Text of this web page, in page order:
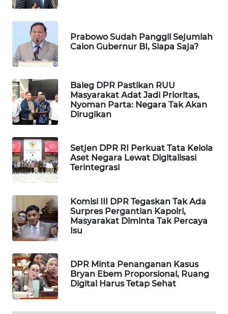
Prabowo Sudah Panggil Sejumlah
Calon Gubernur BI, Siapa Saja?
Baleg DPR Pastikan RUU
Masyarakat Adat Jadi Prioritas,
Nyoman Parta: Negara Tak Akan
Dirugikan
Setjen DPR RI Perkuat Tata Kelola
Aset Negara Lewat Digitalisasi
Terintegrasi
Komisi III DPR Tegaskan Tak Ada
Surpres Pergantian Kapolri,
Masyarakat Diminta Tak Percaya
Isu
DPR Minta Penanganan Kasus
Bryan Ebem Proporsional, Ruang
Digital Harus Tetap Sehat
ID
MARTABAT
NET
PLN
WATCH
LPKKI
LKKI
KOPEKLIN
PORTAL
FORWAMKI